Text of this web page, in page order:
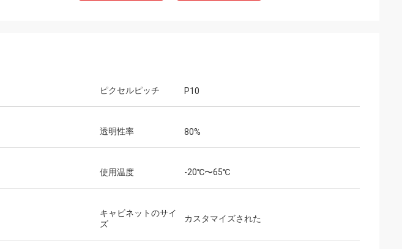
ピクセルピッチ P10
透明性率 80%
使用温度 -20℃〜65℃
キャビネットのサイ
ズ
カスタマイズされた